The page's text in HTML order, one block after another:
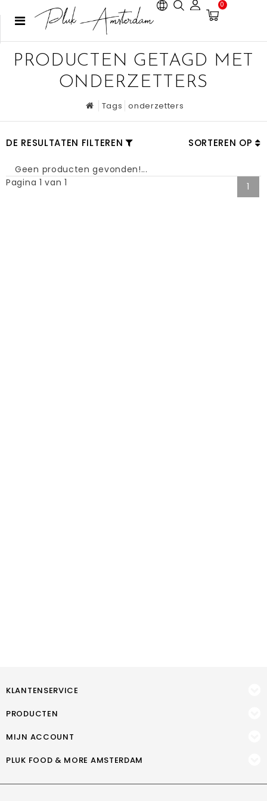
0
PRODUCTEN GETAGD MET
ONDERZETTERS
Tags onderzetters
DE RESULTATEN FILTEREN SORTEREN OP
Geen producten gevonden!...
Pagina 1 van 1
1
KLANTENSERVICE
PRODUCTEN
MIJN ACCOUNT
PLUK FOOD & MORE AMSTERDAM